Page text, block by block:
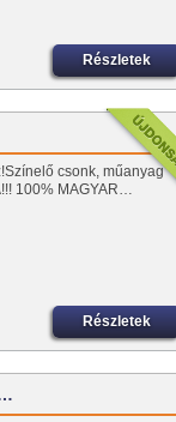
Részletek
csonk, műanyag
100% MAGYAR…
Részletek